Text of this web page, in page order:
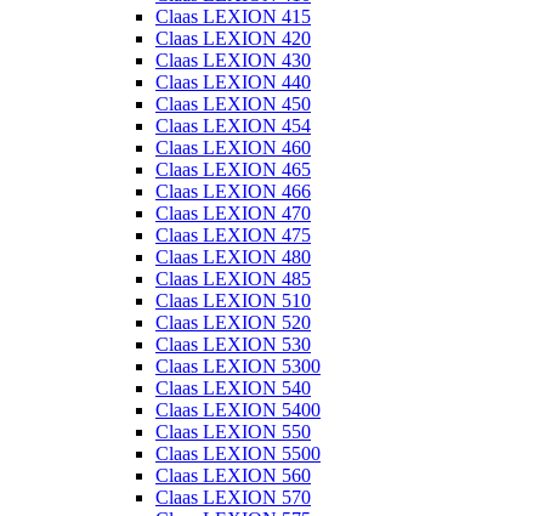
Claas LEXION 415
Claas LEXION 420
Claas LEXION 430
Claas LEXION 440
Claas LEXION 450
Claas LEXION 454
Claas LEXION 460
Claas LEXION 465
Claas LEXION 466
Claas LEXION 470
Claas LEXION 475
Claas LEXION 480
Claas LEXION 485
Claas LEXION 510
Claas LEXION 520
Claas LEXION 530
Claas LEXION 5300
Claas LEXION 540
Claas LEXION 5400
Claas LEXION 550
Claas LEXION 5500
Claas LEXION 560
Claas LEXION 570